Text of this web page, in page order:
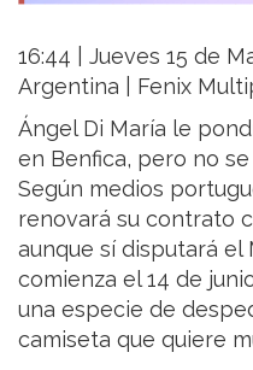
16:44 | Jueves 15 de
Argentina | Fenix
Ángel Di María le
en Benfica, pero no
Según medios
renovará su contrato
aunque sí disputará el
comienza el 14 de
una especie de
camiseta que quiere